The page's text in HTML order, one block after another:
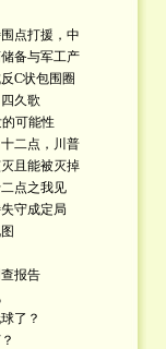
点打援，中
备与军工产
C状包围圈
久歌
的可能性
二点，川普
且能被灭掉
点之我见
守成定局
报告
了？